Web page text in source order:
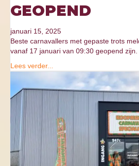
GEOPEND
januari 15, 2025
Beste carnavallers met gepaste trots
vanaf 17 januari van 09:30 geopend
Lees verder...